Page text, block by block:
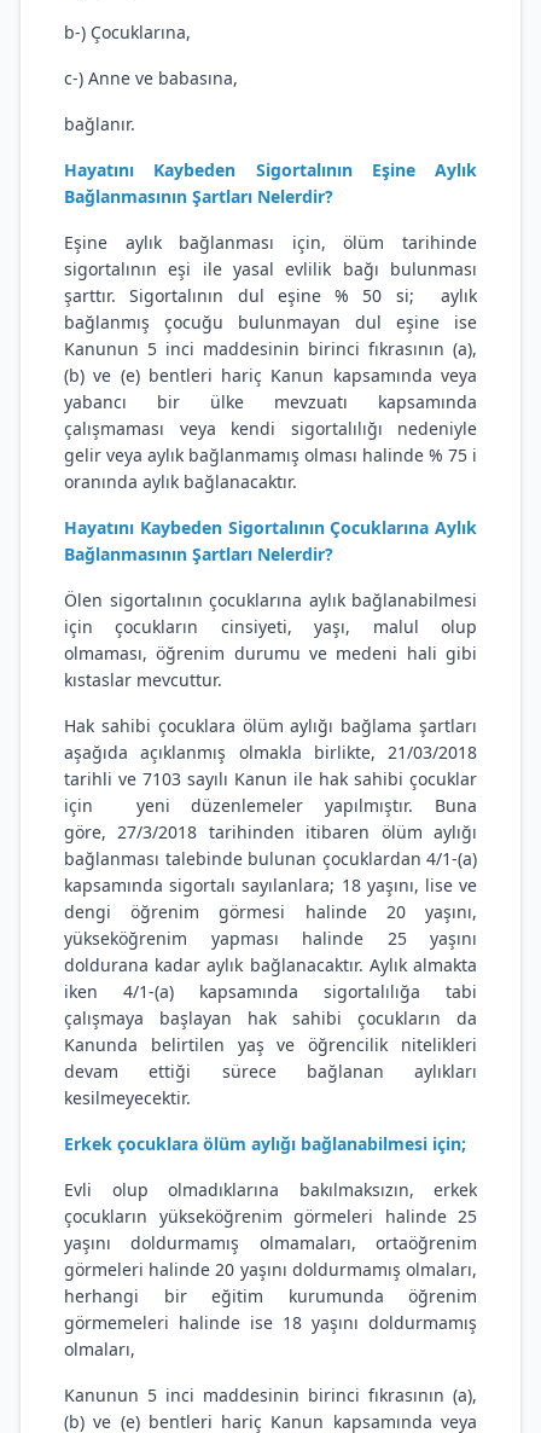
b-) Çocuklarına,
c-) Anne ve babasına,
bağlanır.
Hayatını Kaybeden Sigortalının Eşine Aylık
Bağlanmasının Şartları Nelerdir?
Eşine aylık bağlanması için, ölüm tarihinde
sigortalının eşi ile yasal evlilik bağı bulunması
şarttır. Sigortalının dul eşine % 50 si; aylık
bağlanmış çocuğu bulunmayan dul eşine ise
Kanunun 5 inci maddesinin birinci fıkrasının (a),
(b) ve (e) bentleri hariç Kanun kapsamında veya
yabancı bir ülke mevzuatı kapsamında
çalışmaması veya kendi sigortalılığı nedeniyle
gelir veya aylık bağlanmamış olması halinde % 75 i
oranında aylık bağlanacaktır.
Hayatını Kaybeden Sigortalının Çocuklarına Aylık
Bağlanmasının Şartları Nelerdir?
Ölen sigortalının çocuklarına aylık bağlanabilmesi
için çocukların cinsiyeti, yaşı, malul olup
olmaması, öğrenim durumu ve medeni hali gibi
kıstaslar mevcuttur.
Hak sahibi çocuklara ölüm aylığı bağlama şartları
aşağıda açıklanmış olmakla birlikte, 21/03/2018
tarihli ve 7103 sayılı Kanun ile hak sahibi çocuklar
için yeni düzenlemeler yapılmıştır. Buna
göre, 27/3/2018 tarihinden itibaren ölüm aylığı
bağlanması talebinde bulunan çocuklardan 4/1-(a)
kapsamında sigortalı sayılanlara; 18 yaşını, lise ve
dengi öğrenim görmesi halinde 20 yaşını,
yükseköğrenim yapması halinde 25 yaşını
doldurana kadar aylık bağlanacaktır. Aylık almakta
iken 4/1-(a) kapsamında sigortalılığa tabi
çalışmaya başlayan hak sahibi çocukların da
Kanunda belirtilen yaş ve öğrencilik nitelikleri
devam ettiği sürece bağlanan aylıkları
kesilmeyecektir.
Erkek çocuklara ölüm aylığı bağlanabilmesi için;
Evli olup olmadıklarına bakılmaksızın, erkek
çocukların yükseköğrenim görmeleri halinde 25
yaşını doldurmamış olmamaları, ortaöğrenim
görmeleri halinde 20 yaşını doldurmamış olmaları,
herhangi bir eğitim kurumunda öğrenim
görmemeleri halinde ise 18 yaşını doldurmamış
olmaları,
Kanunun 5 inci maddesinin birinci fıkrasının (a),
(b) ve (e) bentleri hariç Kanun kapsamında veya